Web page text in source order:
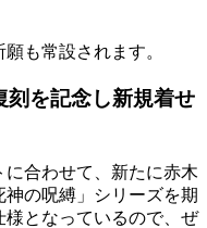
も常設されます。
刻を記念し新規着せ
合わせて、新たに赤木
の呪縛」シリーズを期
様となっているので、ぜ